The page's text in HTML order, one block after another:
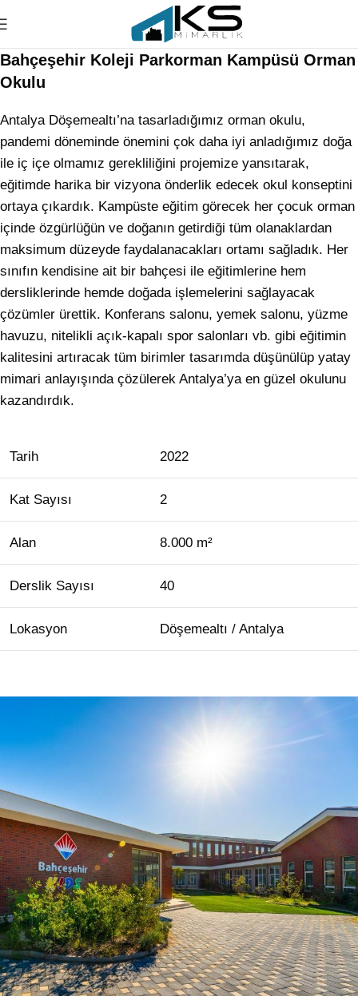
Bahçeşehir Koleji Parkorman Kampüsü Orman
Okulu
Antalya Döşemealtı’na tasarladığımız orman okulu,
pandemi döneminde önemini çok daha iyi anladığımız doğa
ile iç içe olmamız gerekliliğini projemize yansıtarak,
eğitimde harika bir vizyona önderlik edecek okul konseptini
ortaya çıkardık. Kampüste eğitim görecek her çocuk orman
içinde özgürlüğün ve doğanın getirdiği tüm olanaklardan
maksimum düzeyde faydalanacakları ortamı sağladık. Her
sınıfın kendisine ait bir bahçesi ile eğitimlerine hem
dersliklerinde hemde doğada işlemelerini sağlayacak
çözümler ürettik. Konferans salonu, yemek salonu, yüzme
havuzu, nitelikli açık-kapalı spor salonları vb. gibi eğitimin
kalitesini artıracak tüm birimler tasarımda düşünülüp yatay
mimari anlayışında çözülerek Antalya’ya en güzel okulunu
kazandırdık.
Tarih 2022
Kat Sayısı 2
Alan 8.000 m²
Derslik Sayısı 40
Lokasyon Döşemealtı / Antalya